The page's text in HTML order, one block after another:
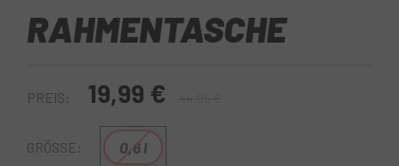
RAHMENTASCHE
PREIS: 19,99 €
GRÖSSE: 0,6 l